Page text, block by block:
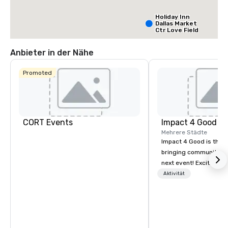
Crowne
Dallas
Ctr - Love
Field
Holiday Inn
Dallas Market
Ctr Love Field
Budget Suites
of America
Central/Dallas
Anbieter in der Nähe
Promoted
CORT Events Impact 4 Good
Mehrere Städte
Impact 4 Good is the
bringing community
next event! Exciting
team building
Aktivität